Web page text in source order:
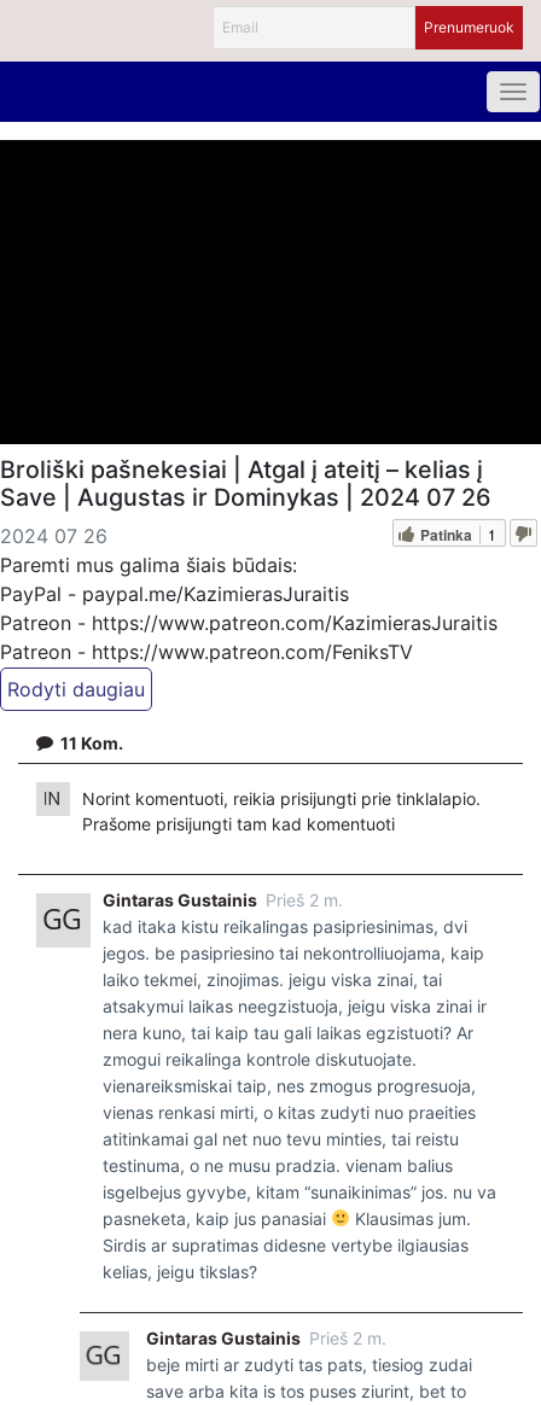
Broliški pašnekesiai | Atgal į ateitį – kelias į
Save | Augustas ir Dominykas | 2024 07 26
2024 07 26 Patinka 1
Paremti mus galima šiais būdais:
PayPal - paypal.me/KazimierasJuraitis
Patreon - https://www.patreon.com/KazimierasJuraitis
Patreon - https://www.patreon.com/FeniksTV
Bankiniu pavedimu - Gavėjas - Kazimieras Juraitis,
Bankas MONESE, SWIFT (BIC) kodas PESOBEB1
11 Kom.
Norint komentuoti, reikia prisijungti prie tinklalapio.
Prašome prisijungti tam kad komentuoti
Gintaras Gustainis Prieš 2 m.
kad itaka kistu reikalingas pasipriesinimas, dvi
jegos. be pasipriesino tai nekontrolliuojama, kaip
laiko tekmei, zinojimas. jeigu viska zinai, tai
atsakymui laikas neegzistuoja, jeigu viska zinai ir
nera kuno, tai kaip tau gali laikas egzistuoti? Ar
zmogui reikalinga kontrole diskutuojate.
vienareiksmiskai taip, nes zmogus progresuoja,
vienas renkasi mirti, o kitas zudyti nuo praeities
atitinkamai gal net nuo tevu minties, tai reistu
testinuma, o ne musu pradzia. vienam balius
isgelbejus gyvybe, kitam “sunaikinimas” jos. nu va
pasneketa, kaip jus panasiai
Klausimas jum.
Sirdis ar supratimas didesne vertybe ilgiausias
kelias, jeigu tikslas?
Gintaras Gustainis Prieš 2 m.
beje mirti ar zudyti tas pats, tiesiog zudai
save arba kita is tos puses ziurint, bet to